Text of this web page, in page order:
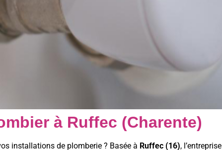
à Ruffec (Charente)
installations de plomberie ? Basée à Ruffec (16), l’entreprise